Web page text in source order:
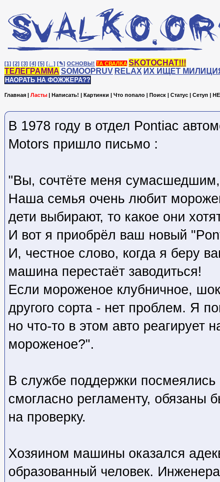
[1] [2] [3] [4] [5] [♩] [✎] ОСНОВЫ! ТА СВАЛКА SKOTOCHAT!!!
ТЕЛЕГРАММА SOMOOPRUV RELAX ИХ ИЩЕТ
НАОРАТЬ НА ФОЖЖЕРА??
Главная | Ласты | Написать! | Картинки | Что попало | Поиск | Статус | Сетуп |
В 1978 году в отдел Pontiac
Motors пришло письмо :
"Вы, сочтёте меня
Наша семья очень любит
дети выбирают, то какое они
И вот я приобрёл ваш новый
И, честное слово, когда я беру
машина перестаёт заводиться!
Если мороженое клубничное,
другого сорта - нет проблем. Я
но что-то в этом авто реагирует
мороженое?".
В службе поддержки
смогласно регламенту, обязаны
на проверку.
Хозяином машины оказался
образованный человек.